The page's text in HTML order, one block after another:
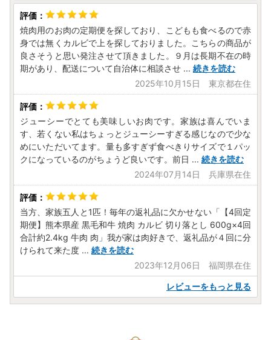
焼肉用のお肉の定期便を探しており、こどもも食べるので赤
身では無くカルビで上を探しておりました。こちらの商品が
良さそうと思い発注させて頂きました。９月は長期不在の時
期があり、配送について自治体に相談させ ... 続きを読む
2025年10月15日 東京都在住
ジューシーでとても美味しいお肉です。家族は喜んでいま
す、若くない私はちょっとジューシーすぎる感じなので少な
めにいただいてます。量も多すぎず食べきりサイズで１パッ
クになっているのがちょうど良いです。前日 ... 続きを読む
2024年07月14日 兵庫県在住
当方、家族五人と1匹！毎年の返礼品に欠かせない「【4回定
期便】熊本県産 黒毛和牛 焼肉 カルビ 切り落とし 600g×4回
合計約2.4kg 牛肉 肉」我が家は肉好きで、返礼品が４回に分
けられて来た度 ... 続きを読む
2023年12月06日 福岡県在住
レビューをもっと見る